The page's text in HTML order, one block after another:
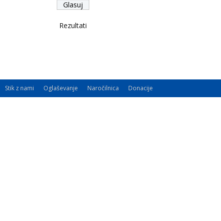
Rezultati
Stik z nami Oglaševanje Naročilnica Donacije